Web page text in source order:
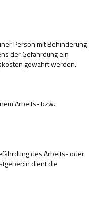
Person mit Behinderung
der Gefährdung ein
gewährt werden.
Arbeits- bzw.
des Arbeits- oder
dient die